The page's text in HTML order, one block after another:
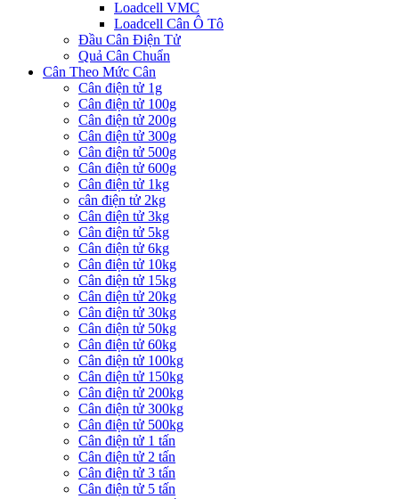
Loadcell VMC
Loadcell Cân Ô Tô
Đầu Cân Điện Tử
Quả Cân Chuẩn
Cân Theo Mức Cân
Cân điện tử 1g
Cân điện tử 100g
Cân điện tử 200g
Cân điện tử 300g
Cân điện tử 500g
Cân điện tử 600g
Cân điện tử 1kg
cân điện tử 2kg
Cân điện tử 3kg
Cân điện tử 5kg
Cân điện tử 6kg
Cân điện tử 10kg
Cân điện tử 15kg
Cân điện tử 20kg
Cân điện tử 30kg
Cân điện tử 50kg
Cân điện tử 60kg
Cân điện tử 100kg
Cân điện tử 150kg
Cân điện tử 200kg
Cân điện tử 300kg
Cân điện tử 500kg
Cân điện tử 1 tấn
Cân điện tử 2 tấn
Cân điện tử 3 tấn
Cân điện tử 5 tấn